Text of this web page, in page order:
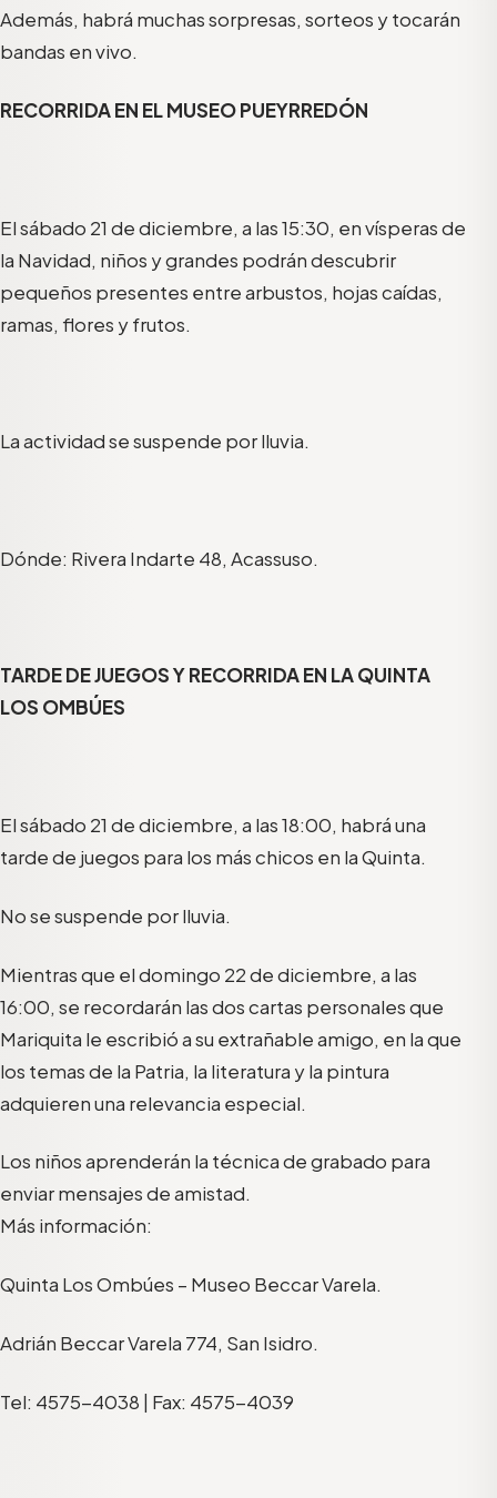
Además, habrá muchas sorpresas, sorteos y tocarán
bandas en vivo.
RECORRIDA EN EL MUSEO PUEYRREDÓN
El sábado 21 de diciembre, a las 15:30, en vísperas de
la Navidad, niños y grandes podrán descubrir
pequeños presentes entre arbustos, hojas caídas,
ramas, flores y frutos.
La actividad se suspende por lluvia.
Dónde: Rivera Indarte 48, Acassuso.
TARDE DE JUEGOS Y RECORRIDA EN LA QUINTA
LOS OMBÚES
El sábado 21 de diciembre, a las 18:00, habrá una
tarde de juegos para los más chicos en la Quinta.
No se suspende por lluvia.
Mientras que el domingo 22 de diciembre, a las
16:00, se recordarán las dos cartas personales que
Mariquita le escribió a su extrañable amigo, en la que
los temas de la Patria, la literatura y la pintura
adquieren una relevancia especial.
Los niños aprenderán la técnica de grabado para
enviar mensajes de amistad.
Más información:
Quinta Los Ombúes – Museo Beccar Varela.
Adrián Beccar Varela 774, San Isidro.
Tel: 4575-4038 | Fax: 4575-4039